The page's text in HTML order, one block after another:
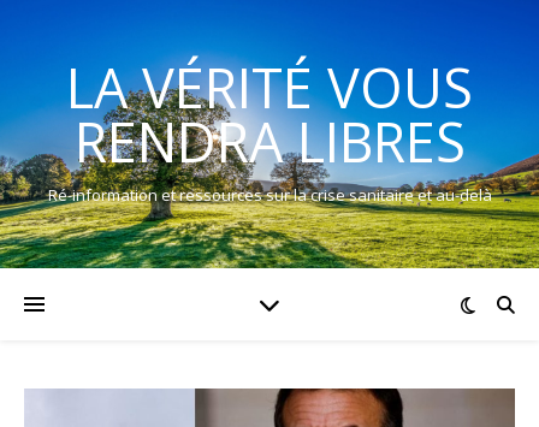
LA VÉRITÉ VOUS
RENDRA LIBRES
Ré-information et ressources sur la crise sanitaire et au-delà